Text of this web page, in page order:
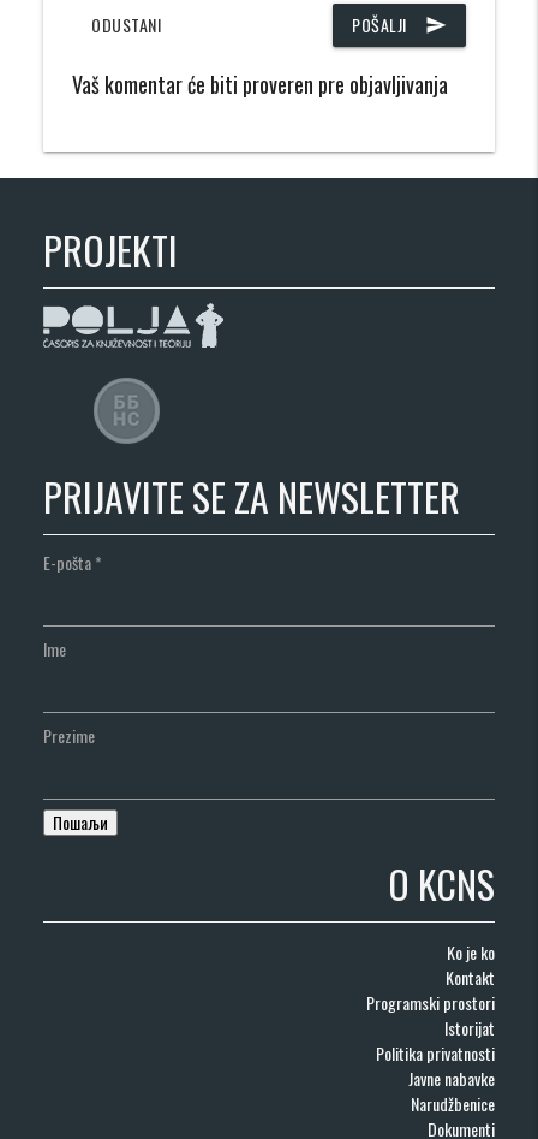
POŠALJI send
ODUSTANI
Vaš komentar će biti proveren pre objavljivanja
PROJEKTI
PRIJAVITE SE ZA NEWSLETTER
E-pošta*
Ime
Prezime
O KCNS
Ko je ko
Kontakt
Programski prostori
Istorijat
Politika privatnosti
Javne nabavke
Narudžbenice
Dokumenti